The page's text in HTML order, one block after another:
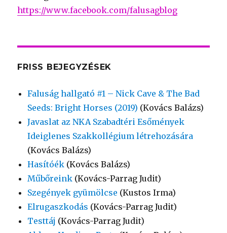
https://www.facebook.com/falusagblog
FRISS BEJEGYZÉSEK
Faluság hallgató #1 – Nick Cave & The Bad
Seeds: Bright Horses (2019) (Kovács Balázs)
Javaslat az NKA Szabadtéri Esőmények
Ideiglenes Szakkollégium létrehozására
(Kovács Balázs)
Hasítóék (Kovács Balázs)
Műbőreink (Kovács-Parrag Judit)
Szegények gyümölcse (Kustos Irma)
Elrugaszkodás (Kovács-Parrag Judit)
Testtáj (Kovács-Parrag Judit)